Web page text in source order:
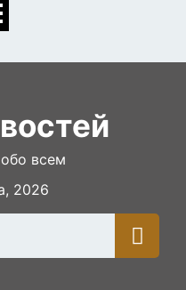
всем
2026